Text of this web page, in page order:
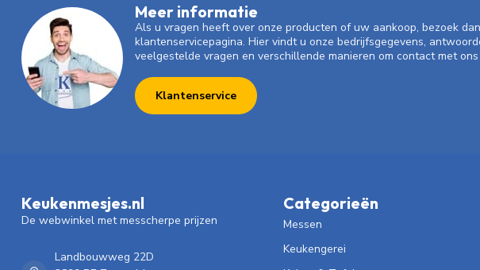
Meer informatie
Als u vragen heeft over onze producten of uw aankoop, bezoek
klantenservicepagina. Hier vindt u onze bedrijfsgegevens,
veelgestelde vragen en verschillende manieren om contact met
Klantenservice
Keukenmesjes.nl
De webwinkel met messcherpe prijzen
Landbouwweg 22D
Categorieën
Messen
Keukengerei